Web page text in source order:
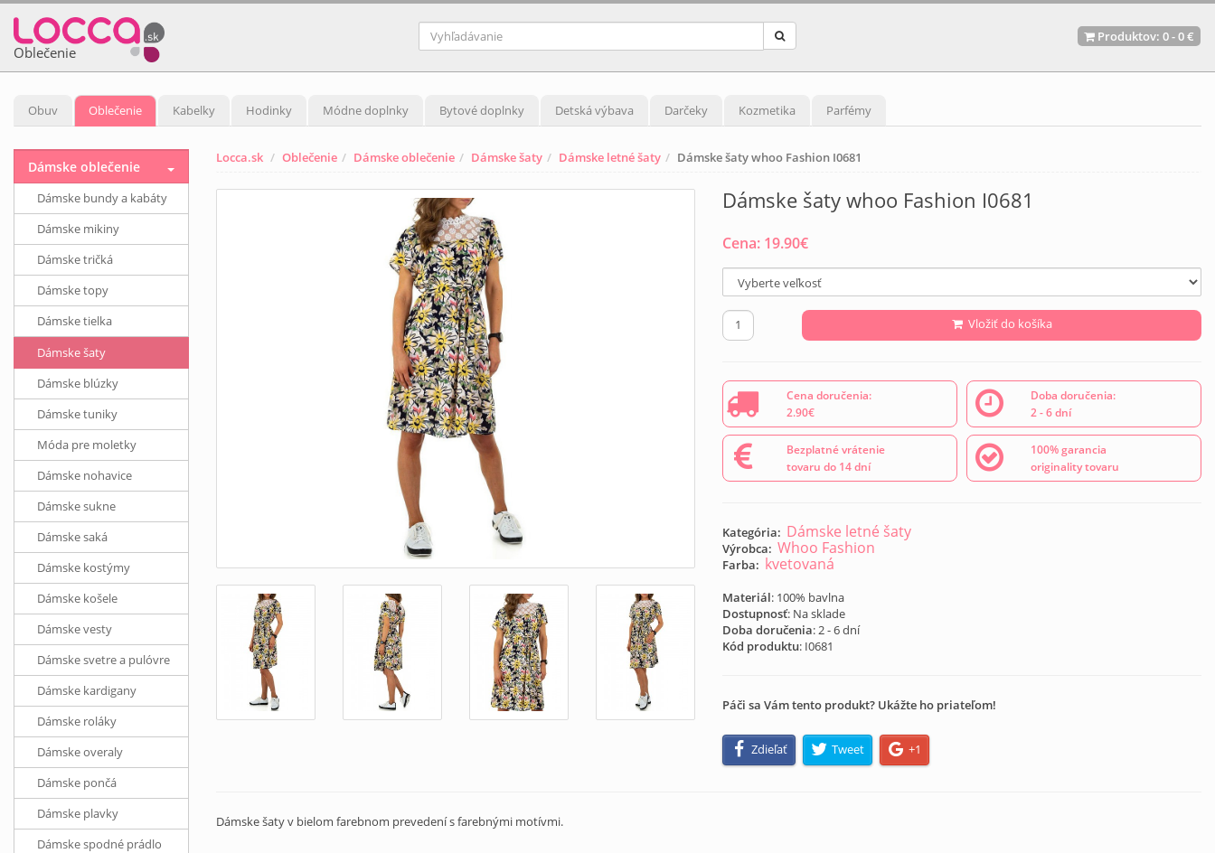
Oblečenie
Produktov: 0-0 €
Obuv Oblečenie Kabelky Hodinky Módne doplnky Bytové doplnky Detská výbava Darčeky Kozmetika Parfémy
Locca.sk Oblečenie Dámske oblečenie Dámske šaty Dámske letné šaty Dámske šaty whoo Fashion I0681
Dámske šaty whoo Fashion I0681
Cena: 19.90€
Vložiť do košíka
Cena doručenia:
2.90€
Doba doručenia:
2 - 6 dní
Bezplatné vrátenie
tovaru do 14 dní
100% garancia
originality tovaru
Kategória: Dámske letné šaty
Výrobca: Whoo Fashion
Farba: kvetovaná
Materiál: 100% bavlna
Dostupnosť: Na sklade
Doba doručenia: 2 - 6 dní
Kód produktu: I0681
Páči sa Vám tento produkt? Ukážte ho priateľom!
Zdieľať Tweet +1
Dámske šaty v bielom farebnom prevedení s farebnými motívmi.
Dámske oblečenie
Dámske bundy a kabáty
Dámske mikiny
Dámske tričká
Dámske topy
Dámske tielka
Dámske šaty
Dámske blúzky
Dámske tuniky
Móda pre moletky
Dámske nohavice
Dámske sukne
Dámske saká
Dámske kostýmy
Dámske košele
Dámske vesty
Dámske svetre a pulóvre
Dámske kardigany
Dámske roláky
Dámske overaly
Dámske pončá
Dámske plavky
Dámske spodné prádlo